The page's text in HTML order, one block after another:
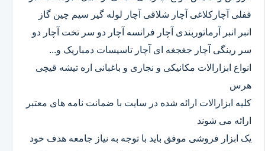
قفلی آچارکلاغی آچار شلاقی آچار لوله گیر سیم چین گاز
انبر انبر آرماتوربندی آچار فرانسه آچار دو سر تخت آچار دو
سر رینگی آچار جغجغه ای آچار تاسیسات دمباریک و...
انواع ابزارالات مکانیکی و نجاری و باغبانی اره تیشه قیچی
هرس
کلیه ابزارالات ارائه شده در سایت با ضمانت نامه های معتبر
ارائه می شوند
یک ابزار فروشی موفق باید با توجه به نیاز جامعه هدف خود